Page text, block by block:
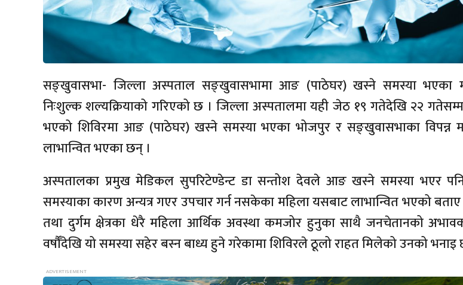
सङ्खुवासभा- जिल्ला अस्पताल सङ्खुवासभामा आङ (पाठेघर) खस्ने समस्या भएका
निःशुल्क शल्यक्रियाको गरिएको छ । जिल्ला अस्पतालमा यही जेठ १९ गतेदेखि २२
भएको शिविरमा आङ (पाठेघर) खस्ने समस्या भएका भोजपुर र सङ्खुवासभाका विपन्न
लाभान्वित भएका छन् ।
अस्पतालका प्रमुख मेडिकल सुपरिटेण्डेन्ट डा सन्तोश देवले आङ खस्ने समस्या भएर
समस्याका कारण अन्यत्र गएर उपचार गर्न नसकेका महिला यसबाट लाभान्वित भएको बताए
तथा दुर्गम क्षेत्रका धेरै महिला आर्थिक अवस्था कमजोर हुनुका साथै जनचेतानको
वर्षौँदेखि यो समस्या सहेर बस्न बाध्य हुने गरेकामा शिविरले ठूलो राहत मिलेको उनको भनाइ